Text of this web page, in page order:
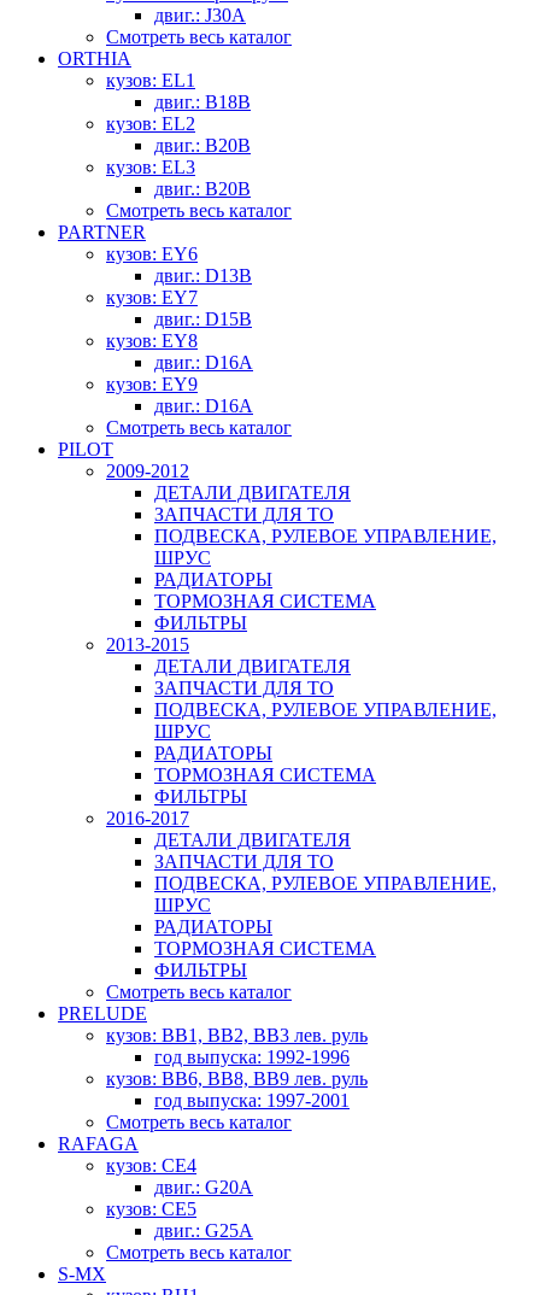
двиг.: J30A
Смотреть весь каталог
ORTHIA
кузов: EL1
двиг.: B18B
кузов: EL2
двиг.: B20B
кузов: EL3
двиг.: B20B
Смотреть весь каталог
PARTNER
кузов: EY6
двиг.: D13B
кузов: EY7
двиг.: D15B
кузов: EY8
двиг.: D16A
кузов: EY9
двиг.: D16A
Смотреть весь каталог
PILOT
2009-2012
ДЕТАЛИ ДВИГАТЕЛЯ
ЗАПЧАСТИ ДЛЯ ТО
ПОДВЕСКА, РУЛЕВОЕ УПРАВЛЕНИЕ,
ШРУС
РАДИАТОРЫ
ТОРМОЗНАЯ СИСТЕМА
ФИЛЬТРЫ
2013-2015
ДЕТАЛИ ДВИГАТЕЛЯ
ЗАПЧАСТИ ДЛЯ ТО
ПОДВЕСКА, РУЛЕВОЕ УПРАВЛЕНИЕ,
ШРУС
РАДИАТОРЫ
ТОРМОЗНАЯ СИСТЕМА
ФИЛЬТРЫ
2016-2017
ДЕТАЛИ ДВИГАТЕЛЯ
ЗАПЧАСТИ ДЛЯ ТО
ПОДВЕСКА, РУЛЕВОЕ УПРАВЛЕНИЕ,
ШРУС
РАДИАТОРЫ
ТОРМОЗНАЯ СИСТЕМА
ФИЛЬТРЫ
Смотреть весь каталог
PRELUDE
кузов: BB1, BB2, BB3 лев. руль
год выпуска: 1992-1996
кузов: BB6, BB8, BB9 лев. руль
год выпуска: 1997-2001
Смотреть весь каталог
RAFAGA
кузов: CE4
двиг.: G20A
кузов: CE5
двиг.: G25A
Смотреть весь каталог
S-MX